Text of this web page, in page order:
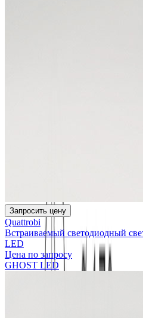
Запросить цену
Quattrobi
Встраиваемый светодиодный
LED
Цена по запросу
GHOST LED